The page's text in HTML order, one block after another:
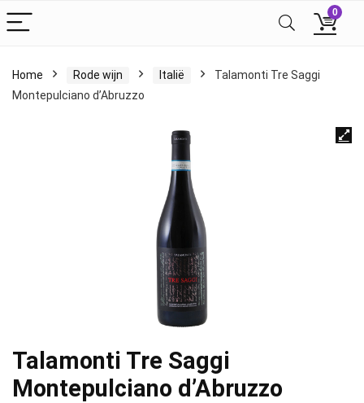
0
Home Rode wijn Italië
Talamonti Tre Saggi
Montepulciano d’Abruzzo
Talamonti Tre Saggi
Montepulciano d’Abruzzo